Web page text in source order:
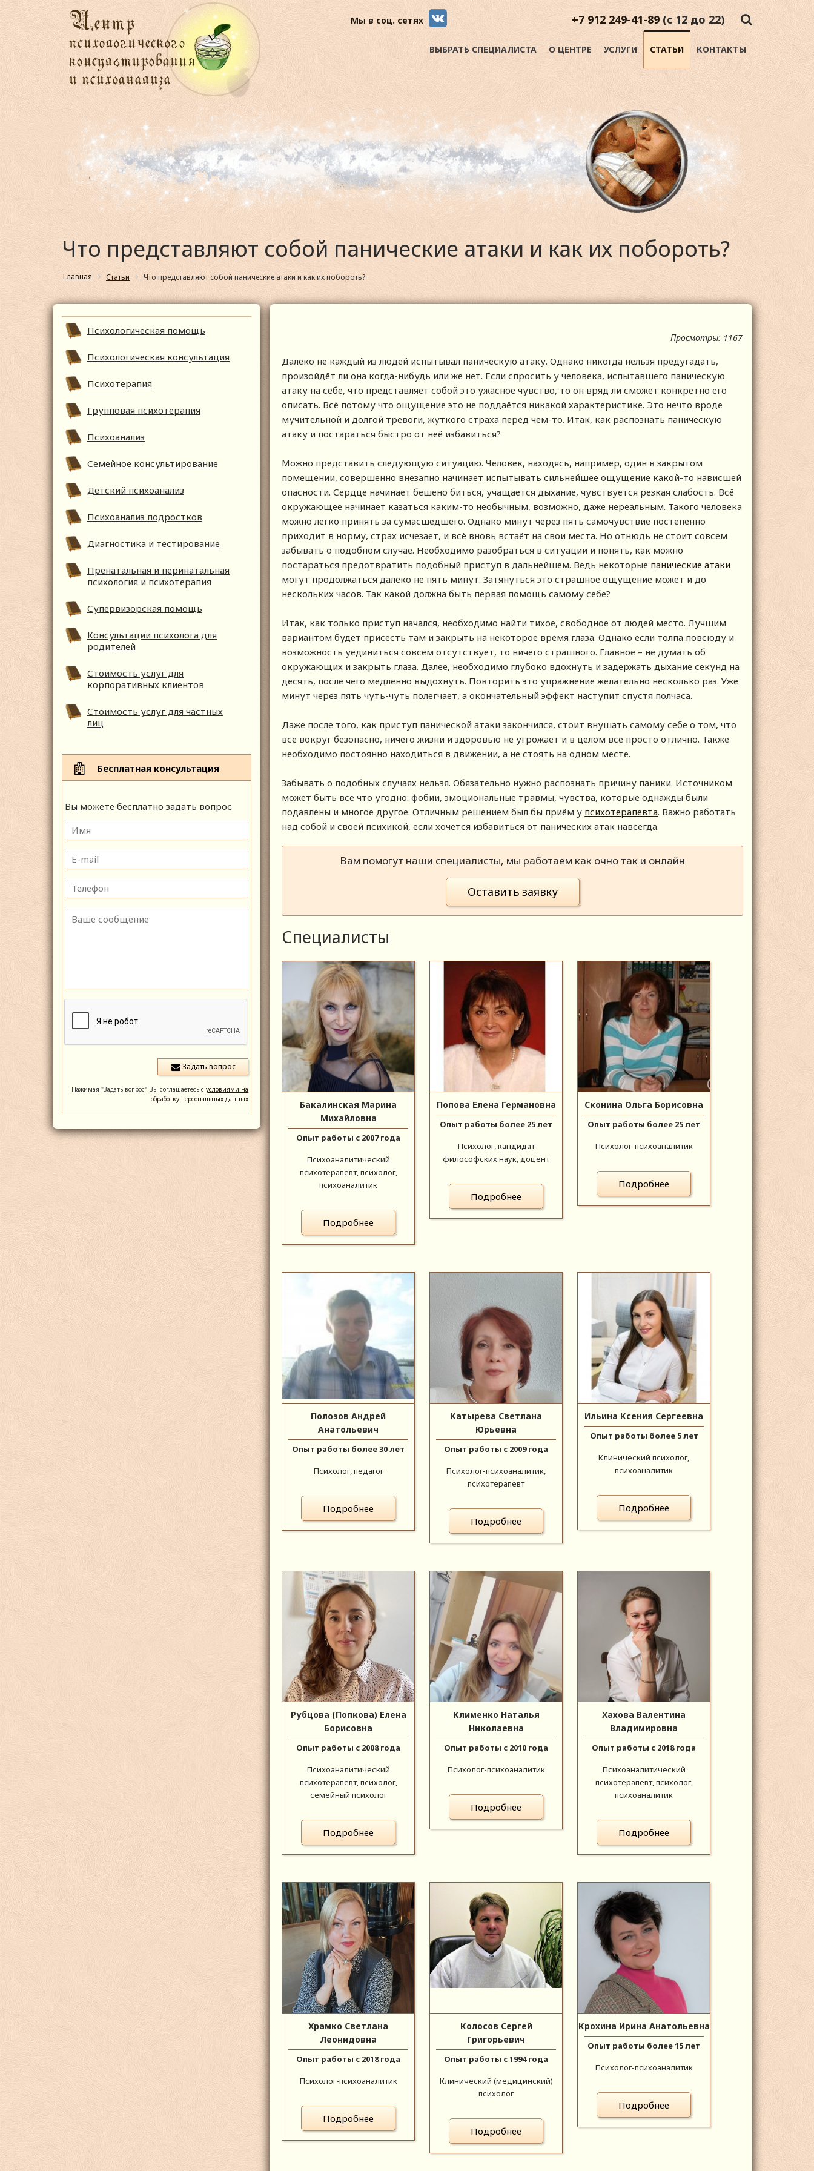
Мы в соц. сетях +7 912 249-41-89 (с 12 до 22)
ВЫБРАТЬ СПЕЦИАЛИСТА О ЦЕНТРЕ УСЛУГИ СТАТЬИ КОНТАКТЫ
Что представляют собой панические атаки и как их побороть?
Главная Статьи Что представляют собой панические атаки и как их побороть?
Психологическая помощь
Психологическая консультация
Психотерапия
Групповая психотерапия
Психоанализ
Семейное консультирование
Детский психоанализ
Психоанализ подростков
Диагностика и тестирование
Пренатальная и перинатальная
психология и психотерапия
Супервизорская помощь
Консультации психолога для
родителей
Стоимость услуг для
корпоративных клиентов
Стоимость услуг для частных
лиц
Бесплатная консультация
Вы можете бесплатно задать вопрос
Нажимая "Задать вопрос" Вы соглашаетесь сусловиями на
обработку персональных данных
Просмотры: 1167
Далеко не каждый из людей испытывал паническую атаку. Однако никогда нельзя предугадать,
произойдёт ли она когда-нибудь или же нет. Если спросить у человека, испытавшего паническую
атаку на себе, что представляет собой это ужасное чувство, то он вряд ли сможет конкретно его
описать. Всё потому что ощущение это не поддаётся никакой характеристике. Это нечто вроде
мучительной и долгой тревоги, жуткого страха перед чем-то. Итак, как распознать паническую
атаку и постараться быстро от неё избавиться?
Можно представить следующую ситуацию. Человек, находясь, например, один в закрытом
помещении, совершенно внезапно начинает испытывать сильнейшее ощущение какой-то нависшей
опасности. Сердце начинает бешено биться, учащается дыхание, чувствуется резкая слабость. Всё
окружающее начинает казаться каким-то необычным, возможно, даже нереальным. Такого человека
можно легко принять за сумасшедшего. Однако минут через пять самочувствие постепенно
приходит в норму, страх исчезает, и всё вновь встаёт на свои места. Но отнюдь не стоит совсем
забывать о подобном случае. Необходимо разобраться в ситуации и понять, как можно
постараться предотвратить подобный приступ в дальнейшем. Ведь некоторые панические атаки
могут продолжаться далеко не пять минут. Затянуться это страшное ощущение может и до
нескольких часов. Так какой должна быть первая помощь самому себе?
Итак, как только приступ начался, необходимо найти тихое, свободное от людей место. Лучшим
вариантом будет присесть там и закрыть на некоторое время глаза. Однако если толпа повсюду и
возможность уединиться совсем отсутствует, то ничего страшного. Главное – не думать об
окружающих и закрыть глаза. Далее, необходимо глубоко вдохнуть и задержать дыхание секунд на
десять, после чего медленно выдохнуть. Повторить это упражнение желательно несколько раз. Уже
минут через пять чуть-чуть полегчает, а окончательный эффект наступит спустя полчаса.
Даже после того, как приступ панической атаки закончился, стоит внушать самому себе о том, что
всё вокруг безопасно, ничего жизни и здоровью не угрожает и в целом всё просто отлично. Также
необходимо постоянно находиться в движении, а не стоять на одном месте.
Забывать о подобных случаях нельзя. Обязательно нужно распознать причину паники. Источником
может быть всё что угодно: фобии, эмоциональные травмы, чувства, которые однажды были
подавлены и многое другое. Отличным решением был бы приём у психотерапевта. Важно работать
над собой и своей психикой, если хочется избавиться от панических атак навсегда.
Вам помогут наши специалисты, мы работаем как очно так и онлайн
Оставить заявку
Специалисты
Бакалинская Марина
Михайловна
Опыт работы с 2007 года
Психоаналитический
психотерапевт, психолог,
психоаналитик
Подробнее
Попова Елена Германовна
Опыт работы более 25 лет
Психолог, кандидат
философских наук, доцент
Подробнее
Сконина Ольга Борисовна
Опыт работы более 25 лет
Психолог-психоаналитик
Подробнее
Полозов Андрей
Анатольевич
Опыт работы более 30 лет
Психолог, педагог
Подробнее
Катырева Светлана
Юрьевна
Опыт работы с 2009 года
Психолог-психоаналитик,
психотерапевт
Подробнее
Ильина Ксения Сергеевна
Опыт работы более 5 лет
Клинический психолог,
психоаналитик
Подробнее
Рубцова (Попкова) Елена
Борисовна
Опыт работы с 2008 года
Психоаналитический
психотерапевт, психолог,
семейный психолог
Подробнее
Клименко Наталья
Николаевна
Опыт работы с 2010 года
Психолог-психоаналитик
Подробнее
Хахова Валентина
Владимировна
Опыт работы с 2018 года
Психоаналитический
психотерапевт, психолог,
психоаналитик
Подробнее
Храмко Светлана
Леонидовна
Опыт работы с 2018 года
Психолог-психоаналитик
Подробнее
Колосов Сергей
Григорьевич
Опыт работы с 1994 года
Клинический (медицинский)
психолог
Подробнее
Крохина Ирина Анатольевна
Опыт работы более 15 лет
Психолог-психоаналитик
Подробнее